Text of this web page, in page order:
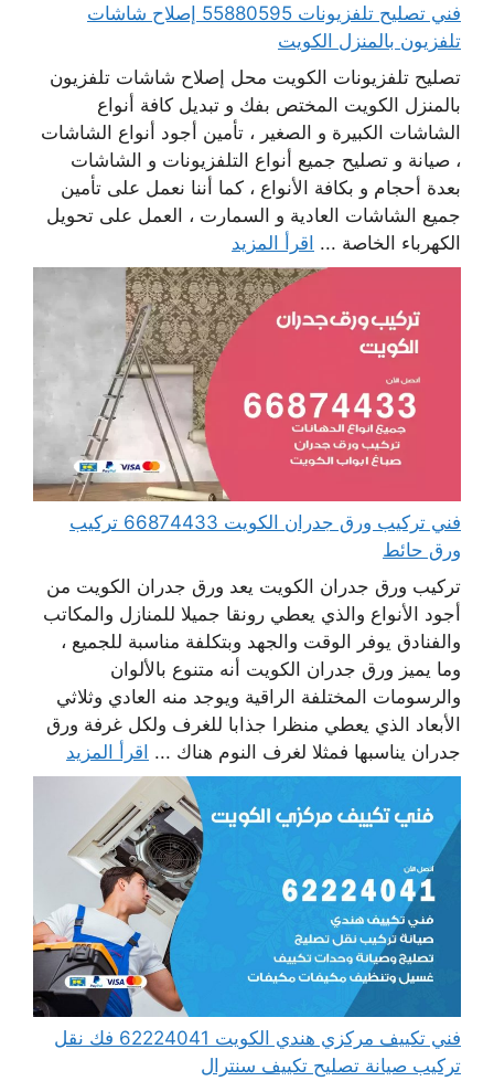
فني تصليح تلفزيونات 55880595 إصلاح شاشات
تلفزيون بالمنزل الكويت
تصليح تلفزيونات الكويت محل إصلاح شاشات تلفزيون
بالمنزل الكويت المختص بفك و تبديل كافة أنواع
الشاشات الكبيرة و الصغير ، تأمين أجود أنواع الشاشات
، صيانة و تصليح جميع أنواع التلفزيونات و الشاشات
بعدة أحجام و بكافة الأنواع ، كما أننا نعمل على تأمين
جميع الشاشات العادية و السمارت ، العمل على تحويل
الكهرباء الخاصة ... اقرأ المزيد
فني تركيب ورق جدران الكويت 66874433 تركيب
ورق حائط
تركيب ورق جدران الكويت يعد ورق جدران الكويت من
أجود الأنواع والذي يعطي رونقا جميلا للمنازل والمكاتب
والفنادق يوفر الوقت والجهد وبتكلفة مناسبة للجميع ،
وما يميز ورق جدران الكويت أنه متنوع بالألوان
والرسومات المختلفة الراقية ويوجد منه العادي وثلاثي
الأبعاد الذي يعطي منظرا جذابا للغرف ولكل غرفة ورق
جدران يناسبها فمثلا لغرف النوم هناك ... اقرأ المزيد
فني تكييف مركزي هندي الكويت 62224041 فك نقل
تركيب صيانة تصليح تكييف سنترال